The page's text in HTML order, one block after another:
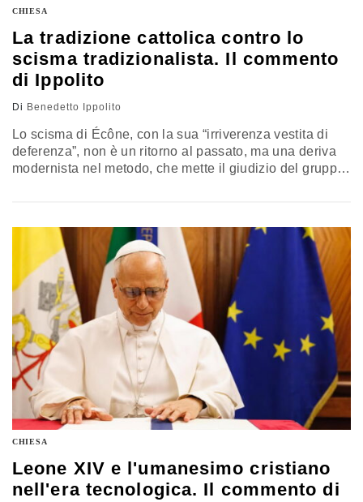
CHIESA
La tradizione cattolica contro lo
scisma tradizionalista. Il commento
di Ippolito
Di Benedetto Ippolito
Lo scisma di Écône, con la sua “irriverenza vestita di
deferenza”, non è un ritorno al passato, ma una deriva
modernista nel metodo, che mette il giudizio del gruppo
CHIESA
Leone XIV e l'umanesimo cristiano
nell'era tecnologica. Il commento di